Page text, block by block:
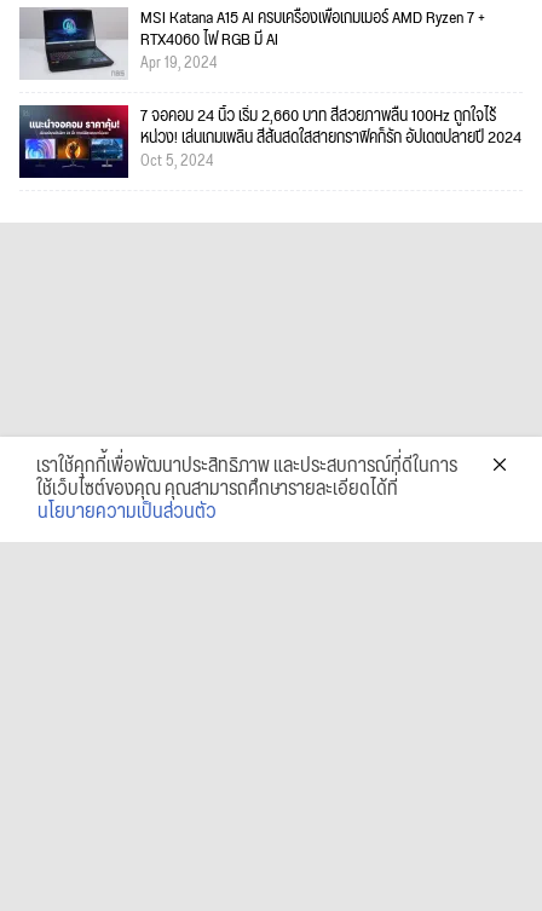
MSI Katana A15 AI ครบเครื่องเพื่อเกมเมอร์ AMD Ryzen 7 +
RTX4060 ไฟ RGB มี AI
Apr 19, 2024
7 จอคอม 24 นิ้ว เริ่ม 2,660 บาท สีสวยภาพลื่น 100Hz ถูกใจไร้
หน่วง! เล่นเกมเพลิน สีสันสดใสสายกราฟิคก็รัก อัปเดตปลายปี 2024
Oct 5, 2024
เราใช้คุกกี้เพื่อพัฒนาประสิทธิภาพ และประสบการณ์ที่ดีในการ
ใช้เว็บไซต์ของคุณ คุณสามารถศึกษารายละเอียดได้ที่
นโยบายความเป็นส่วนตัว